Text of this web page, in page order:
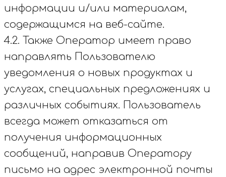
информации и/или материалам,
содержащимся на веб-сайте.
4.2. Также Оператор имеет право
направлять Пользователю
уведомления о новых продуктах и
услугах, специальных предложениях и
различных событиях. Пользователь
всегда может отказаться от
получения информационных
сообщений, направив Оператору
письмо на адрес электронной почты